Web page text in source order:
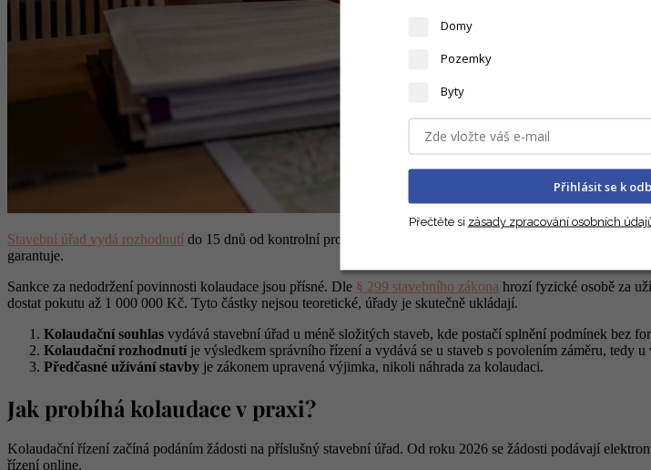
Stavební úřad vydá rozhodnutí do 15 dnů od kontrolní prohlídky nebo podání žádosti. Správní poplatek za
garantuje.
Sankce za nedodržení povinnosti kolaudace jsou přísné. Dle § 299 stavebního zákona hrozí fyzické osobě za
dostat pokutu až 1 000 000 Kč. Tyto částky nejsou teoretické, úřady je skutečně ukládají.
Kolaudační souhlas vydává stavební úřad u méně složitých staveb, kde postačí splnění podmínek bez
Kolaudační rozhodnutíje výsledkem správního řízení a vydává se u staveb s povolením záměru, tedy
Předčasné užívání stavby je zákonem upravená výjimka, nikoli náhrada za kolaudaci.
Jak probíhá kolaudace v praxi?
Kolaudační řízení začíná podáním žádosti na příslušný stavební úřad. Od roku 2026 se žádosti podávají
řízení online.
Domy
Pozemky
Byty
Přihlásit se k
Přečtěte si zásady zpracování osobních